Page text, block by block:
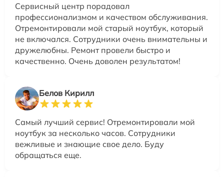
Сервисный центр порадовал
профессионализмом и качеством обслуживания.
Отремонтировали мой старый ноутбук, который
не включался. Сотрудники очень внимательны и
дружелюбны. Ремонт провели быстро и
качественно. Очень доволен результатом!
Белов Кирилл
Самый лучший сервис! Отремонтировали мой
ноутбук за несколько часов. Сотрудники
вежливые и знающие свое дело. Буду
обращаться еще.